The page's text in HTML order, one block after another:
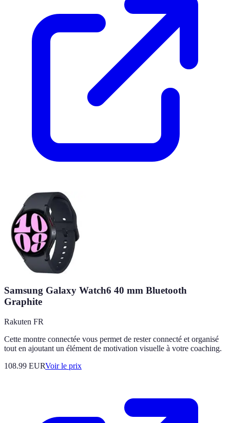
Samsung Galaxy Watch6 40 mm Bluetooth
Graphite
Rakuten FR
Cette montre connectée vous permet de rester connecté et organisé
tout en ajoutant un élément de motivation visuelle à votre coaching.
108.99 EURVoir le prix